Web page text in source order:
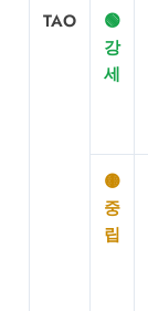
TAO
🟢
강
세
🟡
중
립